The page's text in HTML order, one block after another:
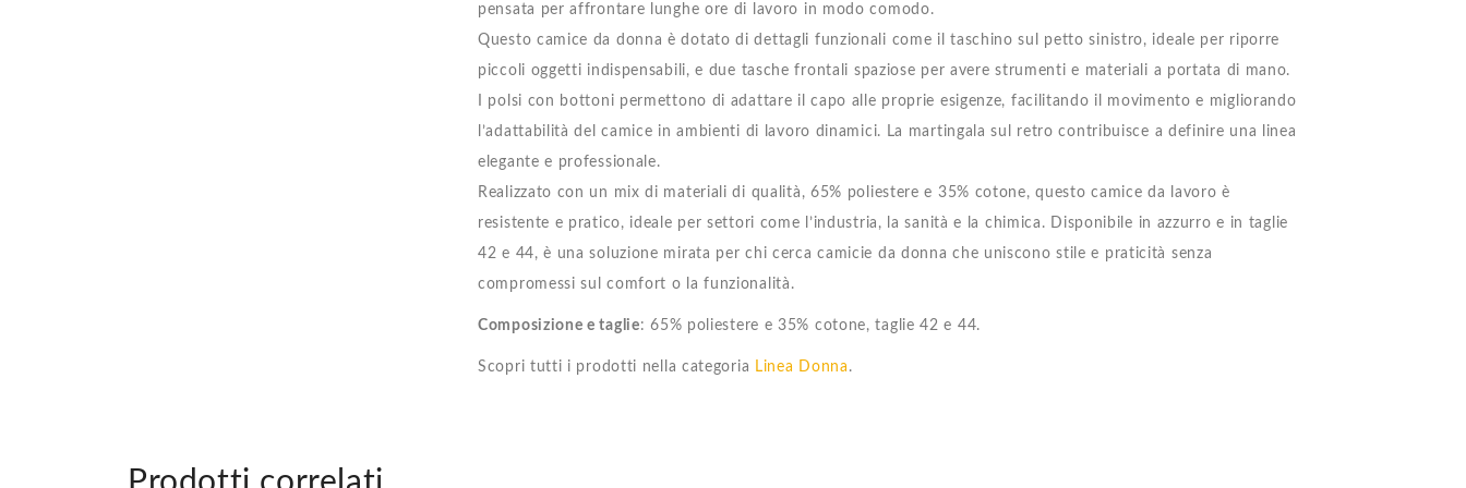
pensata per affrontare lunghe ore di lavoro in modo comodo.
Questo camice da donna è dotato di dettagli funzionali come il taschino sul petto sinistro, ideale per riporre
piccoli oggetti indispensabili, e due tasche frontali spaziose per avere strumenti e materiali a portata di mano.
I polsi con bottoni permettono di adattare il capo alle proprie esigenze, facilitando il movimento e migliorando
l’adattabilità del camice in ambienti di lavoro dinamici. La martingala sul retro contribuisce a definire una linea
elegante e professionale.
Realizzato con un mix di materiali di qualità, 65% poliestere e 35% cotone, questo camice da lavoro è
resistente e pratico, ideale per settori come l’industria, la sanità e la chimica. Disponibile in azzurro e in taglie
42 e 44, è una soluzione mirata per chi cerca camicie da donna che uniscono stile e praticità senza
compromessi sul comfort o la funzionalità.
Composizione e taglie: 65% poliestere e 35% cotone, taglie 42 e 44.
Scopri tutti i prodotti nella categoria Linea Donna .